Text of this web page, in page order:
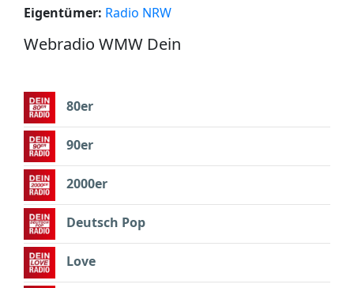
Eigentümer: Radio NRW
Webradio WMW Dein
80er
90er
2000er
Deutsch Pop
Love